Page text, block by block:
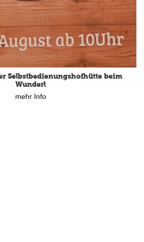
Selbstbedienungshofhütte beim
Wunderl
mehr Info